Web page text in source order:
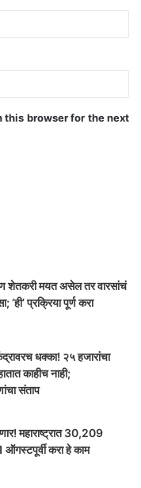
this browser for the next
शेतकरी मयत असेल तर वारसांचं
‘ही’ प्रक्रिया पूर्ण करा
केंद्रावरच धक्का! २५ हजारांचा
काहीच नाही;
संताप
महाराष्ट्रात 30,209
ऑगस्टपूर्वी करा हे काम